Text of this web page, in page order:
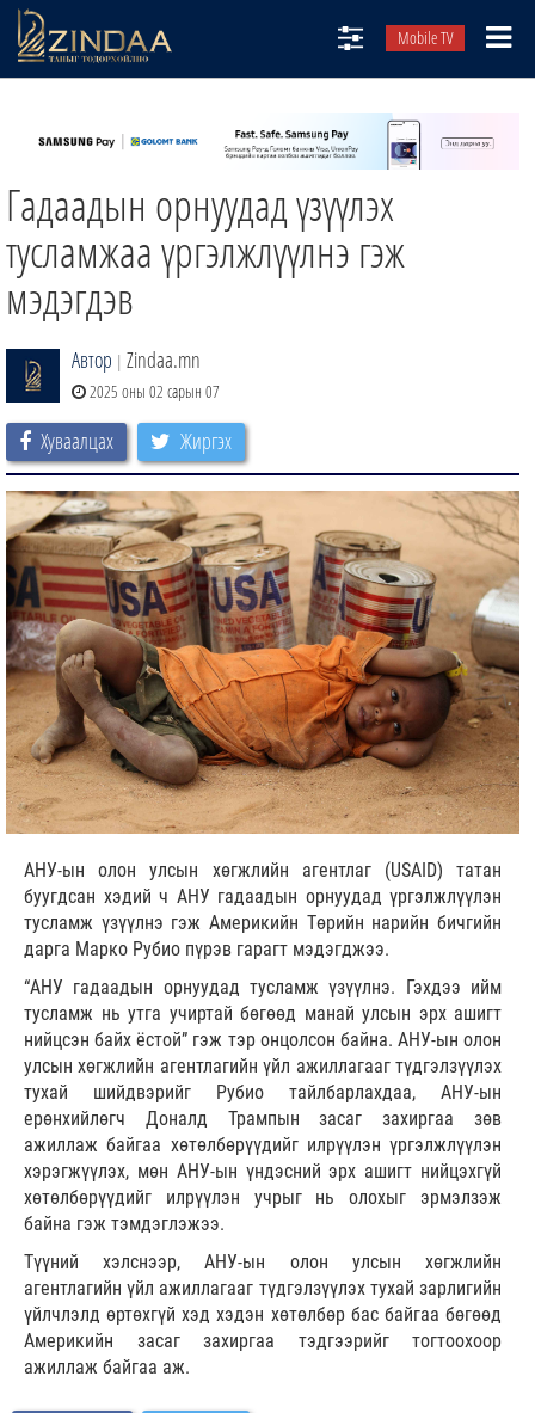
Mobile TV
ТВ8
ӨГЛӨӨНИЙ СОНИН
АУДИО ЗОХИОЛ
ЗИНДАА СЭТГҮҮЛ
Гадаадын орнуудад үзүүлэх
тусламжаа үргэлжлүүлнэ гэж
мэдэгдэв
Автор | Zindaa.mn
2025 оны 02 сарын 07
Хуваалцах Жиргэх
АНУ-ын олон улсын хөгжлийн агентлаг (USAID) татан
буугдсан хэдий ч АНУ гадаадын орнуудад үргэлжлүүлэн
тусламж үзүүлнэ гэж Америкийн Төрийн нарийн бичгийн
дарга Марко Рубио пүрэв гарагт мэдэгджээ.
“АНУ гадаадын орнуудад тусламж үзүүлнэ. Гэхдээ ийм
тусламж нь утга учиртай бөгөөд манай улсын эрх ашигт
нийцсэн байх ёстой” гэж тэр онцолсон байна. АНУ-ын олон
улсын хөгжлийн агентлагийн үйл ажиллагааг түдгэлзүүлэх
тухай шийдвэрийг Рубио тайлбарлахдаа, АНУ-ын
ерөнхийлөгч Доналд Трампын засаг захиргаа зөв
ажиллаж байгаа хөтөлбөрүүдийг илрүүлэн үргэлжлүүлэн
хэрэгжүүлэх, мөн АНУ-ын үндэсний эрх ашигт нийцэхгүй
хөтөлбөрүүдийг илрүүлэн учрыг нь олохыг эрмэлзэж
байна гэж тэмдэглэжээ.
Түүний хэлснээр, АНУ-ын олон улсын хөгжлийн
агентлагийн үйл ажиллагааг түдгэлзүүлэх тухай зарлигийн
үйлчлэлд өртөхгүй хэд хэдэн хөтөлбөр бас байгаа бөгөөд
Америкийн засаг захиргаа тэдгээрийг тогтоохоор
ажиллаж байгаа аж.